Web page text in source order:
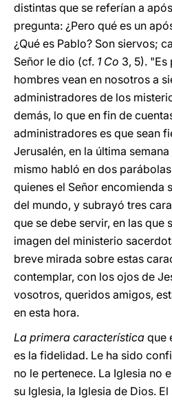
distintas que se referían a
pregunta: ¿Pero qué es un
¿Qué es Pablo? Son siervos;
Señor le dio (cf. 1 Co 3, 5).
hombres vean en nosotros a
administradores de los
demás, lo que en fin de
administradores es que sean
Jerusalén, en la última
mismo habló en dos
quienes el Señor encomienda
del mundo, y subrayó tres
que se debe servir, en las que
imagen del ministerio
breve mirada sobre estas
contemplar, con los ojos de
vosotros, queridos amigos,
en esta hora.
La primera característica que
es la fidelidad. Le ha sido
no le pertenece. La Iglesia no
su Iglesia, la Iglesia de Dios.